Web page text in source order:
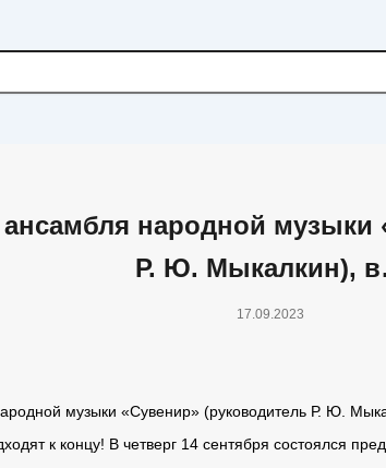
народной музыки
Р. Ю. Мыкалкин),
17.09.2023
музыки «Сувенир» (руководитель Р. Ю.
к концу! В четверг 14 сентября состоялся